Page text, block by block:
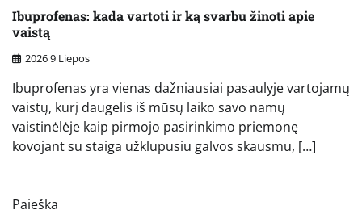
Ibuprofenas: kada vartoti ir ką svarbu žinoti apie
vaistą
2026 9 Liepos
Ibuprofenas yra vienas dažniausiai pasaulyje vartojamų
vaistų, kurį daugelis iš mūsų laiko savo namų
vaistinėlėje kaip pirmojo pasirinkimo priemonę
kovojant su staiga užklupusiu galvos skausmu, […]
Paieška